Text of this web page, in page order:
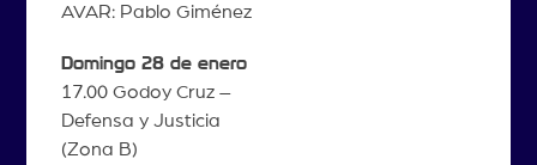
AVAR: Pablo Giménez
Domingo 28 de enero
17.00 Godoy Cruz –
Defensa y Justicia
(Zona B)